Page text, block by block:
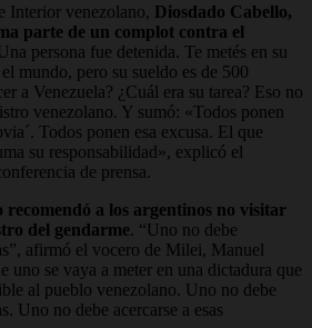
Interior venezolano, Diosdado Cabello,
parte de un complot contra el
persona fue detenida. Te metés en su
mundo, pero su sueldo es de 500
a Venezuela? ¿Cuál era su tarea? Eso no
venezolano. Y sumó: «Todos ponen
Todos ponen esa excusa. El que
su responsabilidad», explicó el
de prensa.
recomendó a los argentinos no visitar
del gendarme. “Uno no debe
afirmó el vocero de Milei, Manuel
uno se vaya a meter en una dictadura que
al pueblo venezolano. Uno no debe
Uno no debe acercarse a esas